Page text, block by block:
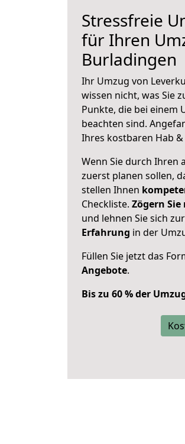
Stressfreie
für Ihren
Burladingen
Ihr Umzug von
wissen nicht, was Sie
Punkte, die bei einem
beachten sind.
Ihres kostbaren Hab &
Wenn Sie durch Ihren
zuerst planen sollen,
stellen Ihnen
Checkliste. Zögern
und lehnen Sie sich
Erfahrung in der
Füllen Sie jetzt das
Angebote.
Bis zu 60 % der